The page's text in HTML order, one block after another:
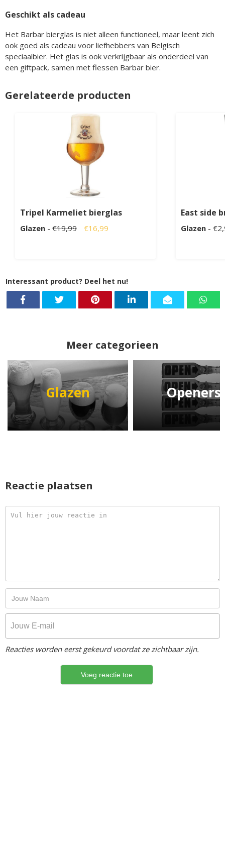
Geschikt als cadeau
Het Barbar bierglas is niet alleen functioneel, maar leent zich
ook goed als cadeau voor liefhebbers van Belgisch
speciaalbier. Het glas is ook verkrijgbaar als onderdeel van
een giftpack, samen met flessen Barbar bier.
Gerelateerde producten
Tripel Karmeliet bierglas
Glazen - €19,99 €16,99
East side
Glazen -
Interessant product? Deel het nu!
Meer categorieen
Glazen Openers
Reactie plaatsen
Reacties worden eerst gekeurd voordat ze zichtbaar zijn.